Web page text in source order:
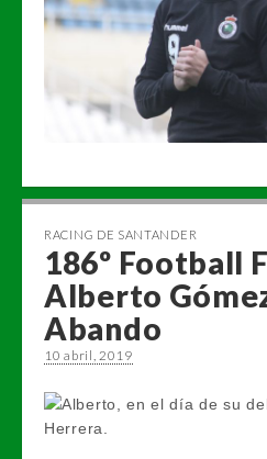
RACING DE SANTANDER
186º Football
Alberto
Abando
10 abril, 2019